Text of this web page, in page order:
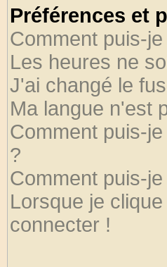
Préférences et
Comment puis-
Les heures ne
J'ai changé le
Ma langue n'est
Comment puis-
?
Comment puis-
Lorsque je
connecter !